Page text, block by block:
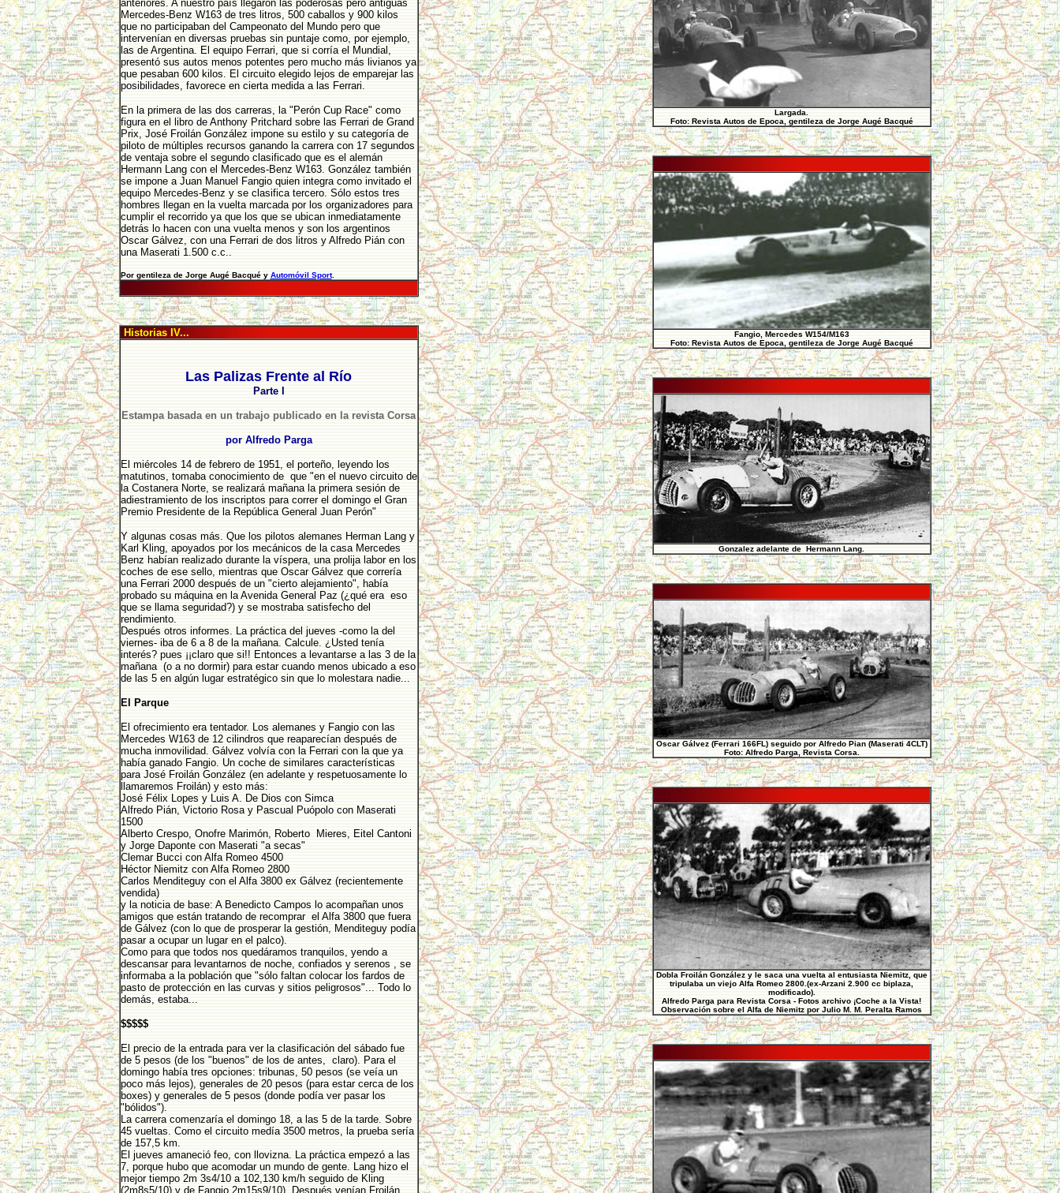
anteriores. A nuestro país llegaron las poderosas pero antiguas
Mercedes-Benz W163 de tres litros, 500 caballos y 900 kilos
que no participaban del Campeonato del Mundo pero que
intervenían en diversas pruebas sin puntaje como, por ejemplo,
las de Argentina. El equipo Ferrari, que si corría el Mundial,
presentó sus autos menos potentes pero mucho más livianos ya
que pesaban 600 kilos. El circuito elegido lejos de emparejar las
posibilidades, favorece en cierta medida a las Ferrari.
En la primera de las dos carreras, la "Perón Cup Race" como
figura en el libro de Anthony Pritchard sobre las Ferrari de Grand
Prix, José Froilán González impone su estilo y su categoría de
piloto de múltiples recursos ganando la carrera con 17 segundos
de ventaja sobre el segundo clasificado que es el alemán
Hermann Lang con el Mercedes-Benz W163. González también
se impone a Juan Manuel Fangio quien integra como invitado el
equipo Mercedes-Benz y se clasifica tercero. Sólo estos tres
hombres llegan en la vuelta marcada por los organizadores para
cumplir el recorrido ya que los que se ubican inmediatamente
detrás lo hacen con una vuelta menos y son los argentinos
Oscar Gálvez, con una Ferrari de dos litros y Alfredo Pián con
una Maserati 1.500 c.c..
Por gentileza de Jorge Augé Bacqué y Automóvil Sport.
Historias IV...
Las Palizas Frente al Río
Parte I
Estampa basada en un trabajo publicado en la revista Corsa
por Alfredo Parga
El miércoles 14 de febrero de 1951, el porteño, leyendo los
matutinos, tomaba conocimiento de que "en el nuevo circuito de
la Costanera Norte, se realizará mañana la primera sesión de
adiestramiento de los inscriptos para correr el domingo el Gran
Premio Presidente de la República General Juan Perón"
Y algunas cosas más. Que los pilotos alemanes Herman Lang y
Karl Kling, apoyados por los mecánicos de la casa Mercedes
Benz habían realizado durante la víspera, una prolija labor en los
coches de ese sello, mientras que Oscar Gálvez que correría
una Ferrari 2000 después de un "cierto alejamiento", había
probado su máquina en la Avenida General Paz (¿qué era eso
que se llama seguridad?) y se mostraba satisfecho del
rendimiento.
Después otros informes. La práctica del jueves -como la del
viernes- iba de 6 a 8 de la mañana. Calcule. ¿Usted tenía
interés? pues ¡¡claro que si!! Entonces a levantarse a las 3 de la
mañana (o a no dormir) para estar cuando menos ubicado a eso
de las 5 en algún lugar estratégico sin que lo molestara nadie...
El Parque
El ofrecimiento era tentador. Los alemanes y Fangio con las
Mercedes W163 de 12 cilindros que reaparecían después de
mucha inmovilidad. Gálvez volvía con la Ferrari con la que ya
había ganado Fangio. Un coche de similares características
para José Froilán González (en adelante y respetuosamente lo
llamaremos Froilán) y esto más:
José Félix Lopes y Luis A. De Dios con Simca
Alfredo Pián, Victorio Rosa y Pascual Puópolo con Maserati
1500
Alberto Crespo, Onofre Marimón, Roberto Mieres, Eitel Cantoni
y Jorge Daponte con Maserati "a secas"
Clemar Bucci con Alfa Romeo 4500
Héctor Niemitz con Alfa Romeo 2800
Carlos Menditeguy con el Alfa 3800 ex Gálvez (recientemente
vendida)
y la noticia de base: A Benedicto Campos lo acompañan unos
amigos que están tratando de recomprar el Alfa 3800 que fuera
de Gálvez (con lo que de prosperar la gestión, Menditeguy podía
pasar a ocupar un lugar en el palco).
Como para que todos nos quedáramos tranquilos, yendo a
descansar para levantarnos de noche, confiados y serenos , se
informaba a la población que "sólo faltan colocar los fardos de
pasto de protección en las curvas y sitios peligrosos"... Todo lo
demás, estaba...
$$$$$
El precio de la entrada para ver la clasificación del sábado fue
de 5 pesos (de los "buenos" de los de antes, claro). Para el
domingo había tres opciones: tribunas, 50 pesos (se veía un
poco más lejos), generales de 20 pesos (para estar cerca de los
boxes) y generales de 5 pesos (donde podía ver pasar los
"bólidos").
La carrera comenzaría el domingo 18, a las 5 de la tarde. Sobre
45 vueltas. Como el circuito medía 3500 metros, la prueba sería
de 157,5 km.
El jueves amaneció feo, con llovizna. La práctica empezó a las
7, porque hubo que acomodar un mundo de gente. Lang hizo el
mejor tiempo 2m 3s4/10 a 102,130 km/h seguido de Kling
(2m8s5/10) y de Fangio 2m15s9/10). Después venían Froilán
Largada.
Foto: Revista Autos de Epoca, gentileza de Jorge Augé Bacqué
Fangio, Mercedes W154/M163
Foto: Revista Autos de Epoca, gentileza de Jorge Augé Bacqué
Gonzalez adelante de Hermann Lang.
Oscar Gálvez (Ferrari 166FL) seguido por Alfredo Pian (Maserati 4CLT)
Foto: Alfredo Parga, Revista Corsa.
Dobla Froilán González y le saca una vuelta al entusiasta Niemitz, que
tripulaba un viejo Alfa Romeo 2800.(ex-Arzani 2.900 cc biplaza,
modificado).
Alfredo Parga para Revista Corsa - Fotos archivo ¡Coche a la Vista!
Observación sobre el Alfa de Niemitz por Julio M. M. Peralta Ramos